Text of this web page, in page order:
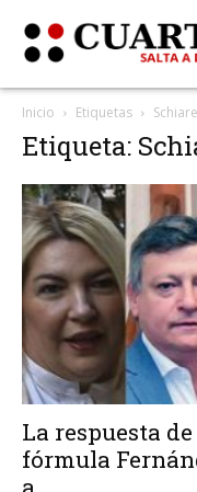
Inicio Etiquetas
Etiqueta:
La respuesta
fórmula